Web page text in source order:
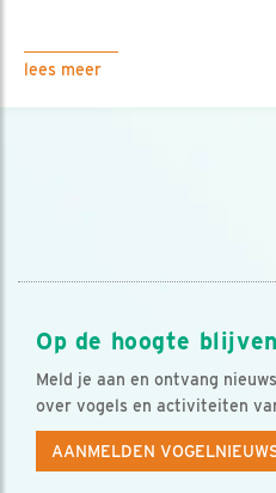
lees meer
Op de hoogte
Meld je aan en ontvang
over vogels en activiteiten
AANMELDEN